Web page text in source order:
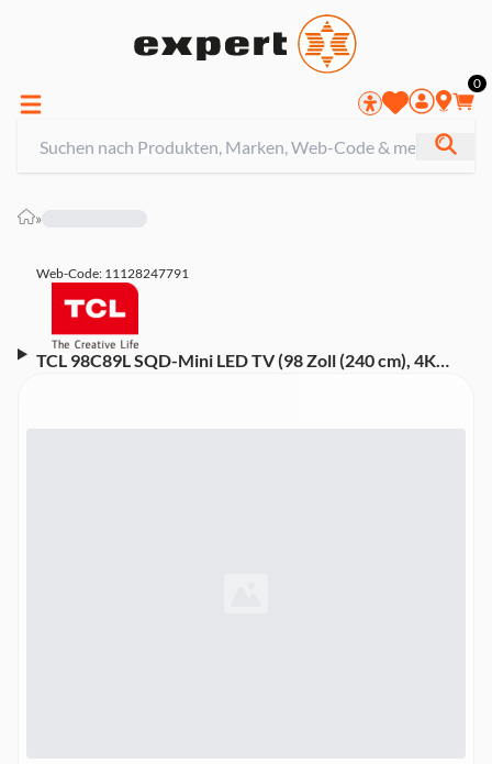
0
»
Web-Code: 11128247791
TCL 98C89L SQD-Mini LED TV (98 Zoll (240 cm), 4K